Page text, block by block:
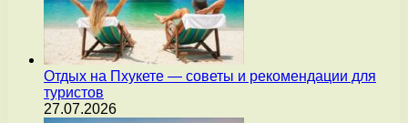
Отдых на Пхукете — советы и рекомендации для
туристов
27.07.2026